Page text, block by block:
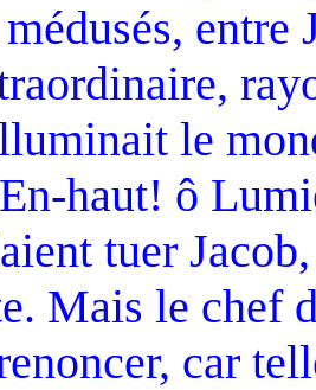
entre
le
haut! ô
tuer
Mais le chef
car